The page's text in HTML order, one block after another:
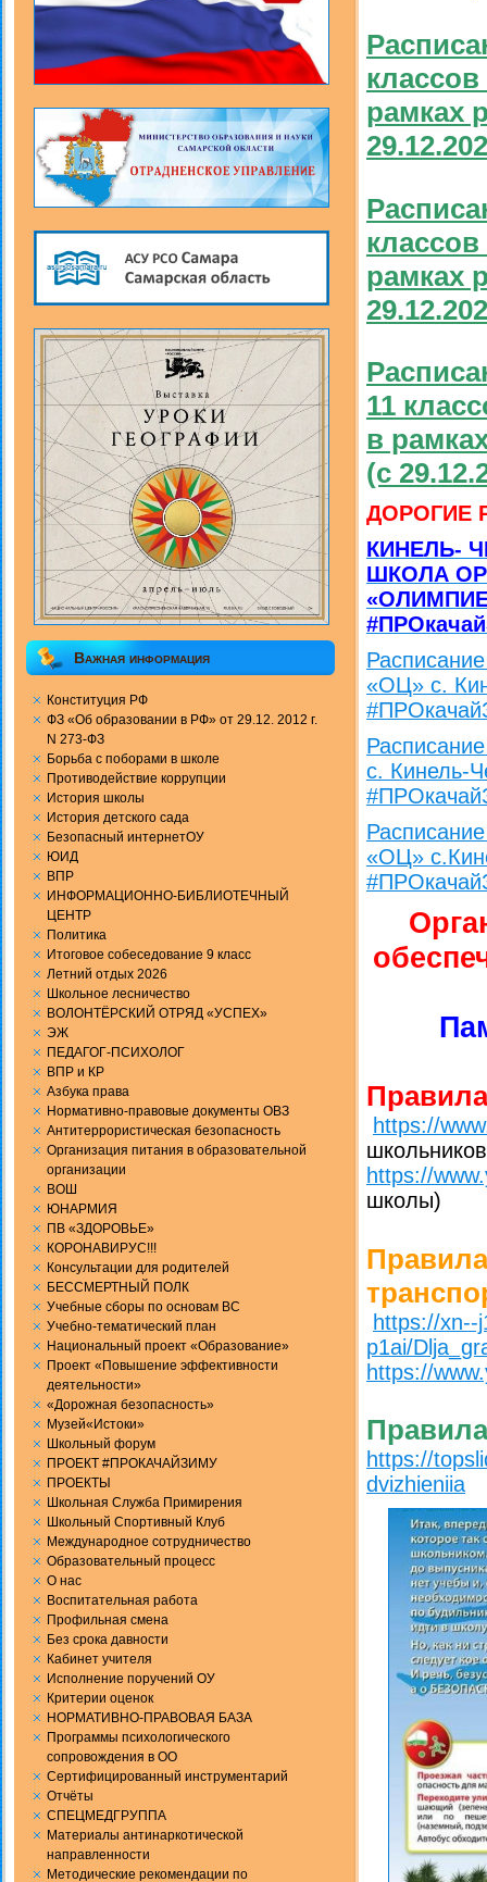
Важная информация
Конституция РФ
ФЗ «Об образовании в РФ» от 29.12. 2012 г.
N 273-ФЗ
Борьба с поборами в школе
Противодействие коррупции
История школы
История детского сада
Безопасный интернетОУ
ЮИД
ВПР
ИНФОРМАЦИОННО-БИБЛИОТЕЧНЫЙ
ЦЕНТР
Политика
Итоговое собеседование 9 класс
Летний отдых 2026
Школьное лесничество
ВОЛОНТЁРСКИЙ ОТРЯД «УСПЕХ»
ЭЖ
ПЕДАГОГ-ПСИХОЛОГ
ВПР и КР
Aзбука права
Нормативно-правовые документы ОВЗ
Антитеррористическая безопасность
Организация питания в образовательной
организации
ВОШ
ЮНАРМИЯ
ПВ «ЗДОРОВЬЕ»
КОРОНАВИРУС!!!
Консультации для родителей
БЕССМЕРТНЫЙ ПОЛК
Учебные сборы по основам ВС
Учебно-тематический план
Национальный проект «Образование»
Проект «Повышение эффективности
деятельности»
«Дорожная безопасность»
Музей«Истоки»
Школьный форум
ПРОЕКТ #ПРОКАЧАЙЗИМУ
ПРОЕКТЫ
Школьная Служба Примирения
Школьный Спортивный Клуб
Международное сотрудничество
Образовательный процесс
О нас
Воспитательная работа
Профильная смена
Без срока давности
Кабинет учителя
Исполнение поручений ОУ
Критерии оценок
НОРМАТИВНО-ПРАВОВАЯ БАЗА
Программы психологического
сопровождения в ОО
Сертифицированный инструментарий
Отчёты
СПЕЦМЕДГРУППА
Материалы антинаркотической
направленности
Методические рекомендации по
рамках
рамках
11
в
(с
ДОРОГИЕ
КИНЕЛЬ-
ШКОЛА
«ОЦ» с.
с. Кинель-
«ОЦ»
https://
https://
школы)
https://xn--
p1ai/
https://
https://
dvizhieniia